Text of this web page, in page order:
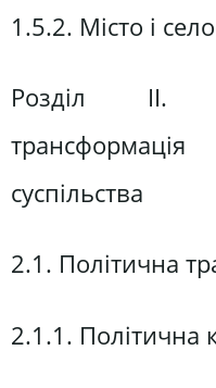
1.5.2. Місто і
Розділ ІІ.
суспільства
2.1. Політична
2.1.1. Політична